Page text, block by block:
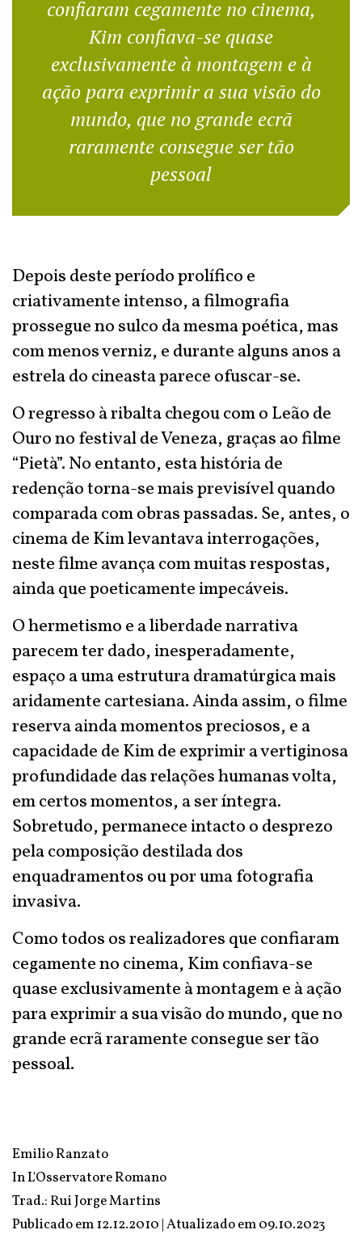
confiaram cegamente no cinema,
Kim confiava-se quase
exclusivamente à montagem e à
ação para exprimir a sua visão do
mundo, que no grande ecrã
raramente consegue ser tão
pessoal
Depois deste período prolífico e
criativamente intenso, a filmografia
prossegue no sulco da mesma poética, mas
com menos verniz, e durante alguns anos a
estrela do cineasta parece ofuscar-se.
O regresso à ribalta chegou com o Leão de
Ouro no festival de Veneza, graças ao filme
“Pietà”. No entanto, esta história de
redenção torna-se mais previsível quando
comparada com obras passadas. Se, antes, o
cinema de Kim levantava interrogações,
neste filme avança com muitas respostas,
ainda que poeticamente impecáveis.
O hermetismo e a liberdade narrativa
parecem ter dado, inesperadamente,
espaço a uma estrutura dramatúrgica mais
aridamente cartesiana. Ainda assim, o filme
reserva ainda momentos preciosos, e a
capacidade de Kim de exprimir a vertiginosa
profundidade das relações humanas volta,
em certos momentos, a ser íntegra.
Sobretudo, permanece intacto o desprezo
pela composição destilada dos
enquadramentos ou por uma fotografia
invasiva.
Como todos os realizadores que confiaram
cegamente no cinema, Kim confiava-se
quase exclusivamente à montagem e à ação
para exprimir a sua visão do mundo, que no
grande ecrã raramente consegue ser tão
pessoal.
Emilio Ranzato
InL'Osservatore Romano
Trad.: Rui Jorge Martins
Publicado em 12.12.2010 | Atualizado em09.10.2023